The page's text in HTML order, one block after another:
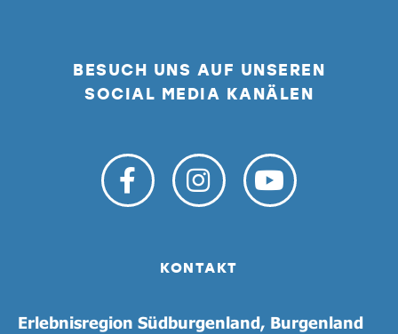
BESUCH UNS AUF UNSEREN
SOCIAL MEDIA KANÄLEN
KONTAKT
Erlebnisregion Südburgenland, Burgenland